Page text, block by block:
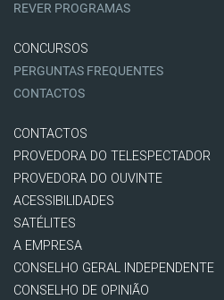
REVER PROGRAMAS
CONCURSOS
PERGUNTAS FREQUENTES
CONTACTOS
CONTACTOS
PROVEDORA DO TELESPECTADOR
PROVEDORA DO OUVINTE
ACESSIBILIDADES
SATÉLITES
A EMPRESA
CONSELHO GERAL INDEPENDENTE
CONSELHO DE OPINIÃO